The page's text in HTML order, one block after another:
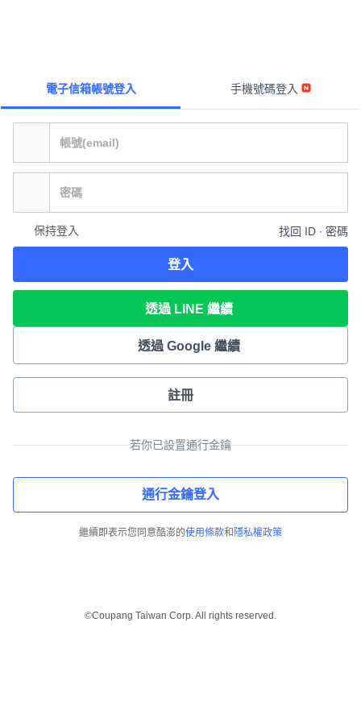
電子信箱帳號登入 手機號碼登入
保持登入 找回 ID ∙ 密碼
登入
透過 LINE 繼續
透過 Google 繼續
註冊
若你已設置通行金鑰
通行金鑰登入
繼續即表示您同意酷澎的使用條款和 隱私權政策
©Coupang Taiwan Corp. All rights reserved.